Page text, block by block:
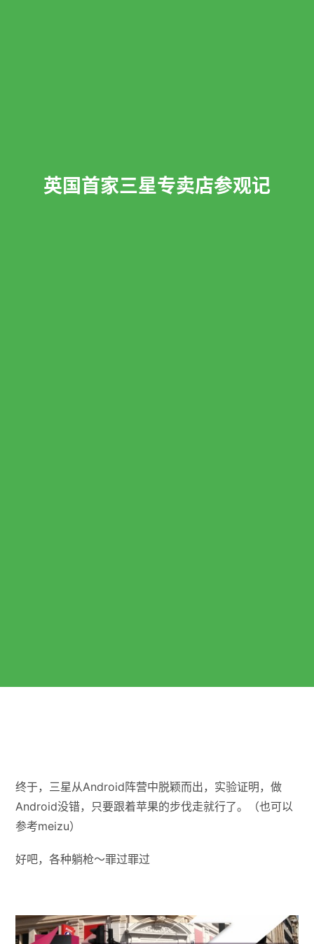
英国首家三星专卖店参观记
终于，三星从Android阵营中脱颖而出，实验证明，做
Android没错，只要跟着苹果的步伐走就行了。（也可以
参考meizu）
好吧，各种躺枪～罪过罪过